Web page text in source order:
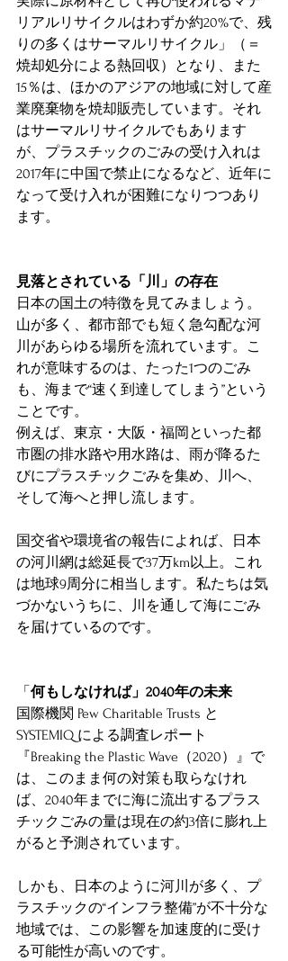
リアルリサイクルはわずか約20%で、残
りの多くはサーマルリサイクル」（＝
焼却処分による熱回収）となり、また
15％は、ほかのアジアの地域に対して産
業廃棄物を焼却販売しています。それ
はサーマルリサイクルでもあります
が、プラスチックのごみの受け入れは
2017年に中国で禁止になるなど、近年に
なって受け入れが困難になりつつあり
ます。
見落とされている「川」の存在
日本の国土の特徴を見てみましょう。
山が多く、都市部でも短く急勾配な河
川があらゆる場所を流れています。こ
れが意味するのは、たった1つのごみ
も、海まで“速く到達してしまう”という
ことです。
例えば、東京・大阪・福岡といった都
市圏の排水路や用水路は、雨が降るた
びにプラスチックごみを集め、川へ、
そして海へと押し流します。
国交省や環境省の報告によれば、日本
の河川網は総延長で37万km以上。これ
は地球9周分に相当します。私たちは気
づかないうちに、川を通して海にごみ
を届けているのです。
「 何もしなければ」2040年の未来
国際機関 Pew Charitable Trusts と
SYSTEMIQ による調査レポート
『Breaking the Plastic Wave（2020）』で
は、このまま何の対策も取らなけれ
ば、2040年までに海に流出するプラス
チックごみの量は現在の約3倍に膨れ上
がると予測されています。
しかも、日本のように河川が多く、プ
ラスチックの“インフラ整備”が不十分な
地域では、この影響を加速度的に受け
る可能性が高いのです。